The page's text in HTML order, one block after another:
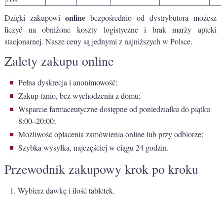
Dzięki zakupowionline bezpośrednio od dystrybutora możesz
liczyć na obniżone koszty logistyczne i brak marży apteki
stacjonarnej. Nasze ceny są jednymi z najniższych w Polsce.
Zalety zakupu online
Pełna dyskrecja i anonimowość;
Zakup tanio, bez wychodzenia z domu;
Wsparcie farmaceutyczne dostępne od poniedziałku do piątku
8:00–20:00;
Możliwość opłacenia zamówienia online lub przy odbiorze;
Szybka wysyłka, najczęściej w ciągu 24 godzin.
Przewodnik zakupowy krok po kroku
Wybierz dawkę i ilość tabletek.